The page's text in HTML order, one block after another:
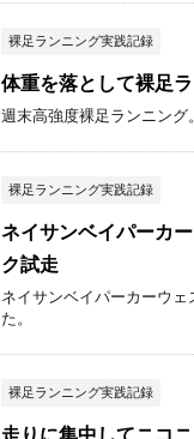
裸足ランニング実践記録
体重を落として裸足
週末高強度裸足ランニング。
裸足ランニング実践記録
ネイサンベイパーカ
ク試走
ネイサンベイパーカーウ
た。
裸足ランニング実践記録
走りに集中してニコ